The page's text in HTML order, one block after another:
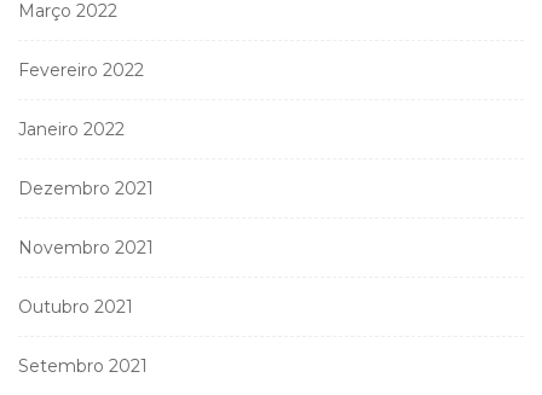
Março 2022
Fevereiro 2022
Janeiro 2022
Dezembro 2021
Novembro 2021
Outubro 2021
Setembro 2021